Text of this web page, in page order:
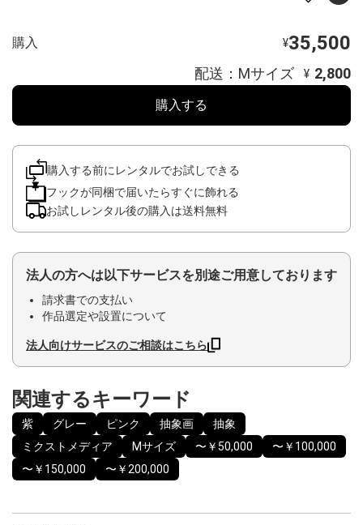
購入 ¥35,500
配送：Mサイズ ¥ 2,800
購入する
購入する前にレンタルでお試しできる
フックが同梱で届いたらすぐに飾れる
お試しレンタル後の購入は送料無料
法人の方へは以下サービスを別途ご用意しております
請求書での支払い
作品選定や設置について
法人向けサービスのご相談はこちら
関連するキーワード
紫 グレー ピンク 抽象画
抽象
ミクストメディア
Mサイズ 〜￥50,000
〜￥100,000
〜￥150,000
〜￥200,000